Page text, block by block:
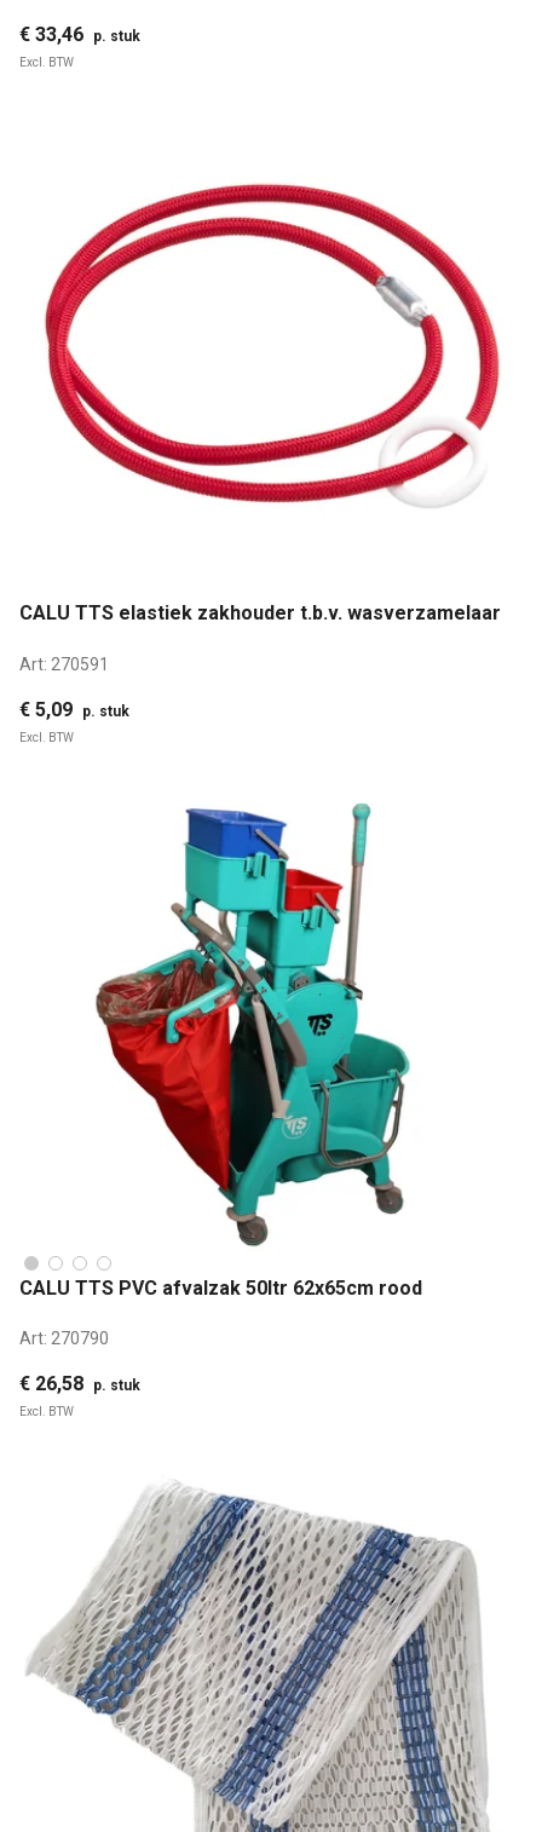
€ 33,46 p. stuk
Excl. BTW
CALU TTS elastiek zakhouder t.b.v. wasverzamelaar
Art: 270591
€ 5,09 p. stuk
Excl. BTW
CALU TTS PVC afvalzak 50ltr 62x65cm rood
Art: 270790
€ 26,58 p. stuk
Excl. BTW